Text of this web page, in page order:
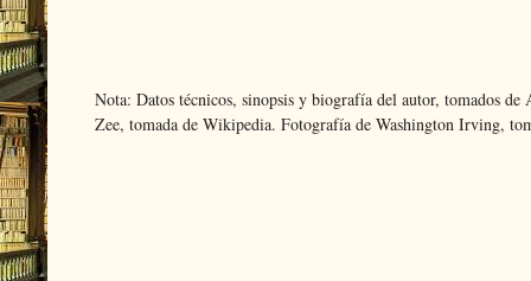
Nota: Datos técnicos, sinopsis y biografía del autor, tomados de
Zee, tomada de Wikipedia. Fotografía de Washington Irving,